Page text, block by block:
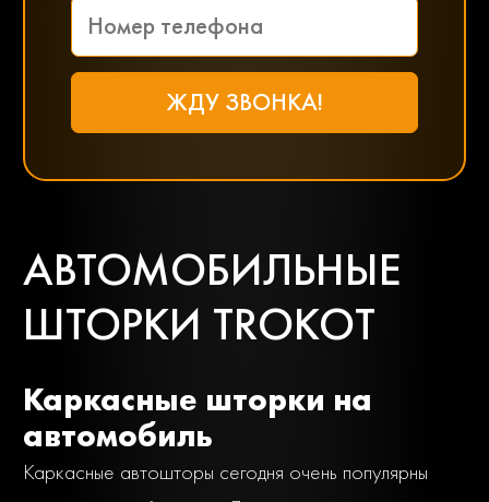
АВТОМОБИЛЬНЫЕ
ШТОРКИ TROKOT
Каркасные шторки на
автомобиль
Каркасные автошторы сегодня очень популярны
Заз
Тата